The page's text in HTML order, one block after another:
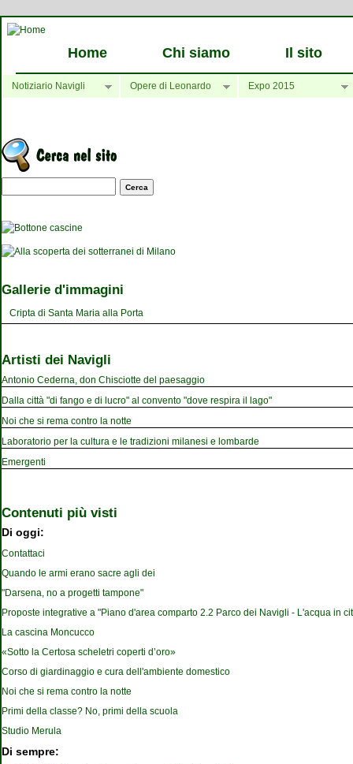
Home Chi siamo Il sito
Notiziario Navigli Opere di Leonardo Expo 2015
Maschera di ricerca
Gallerie d'immagini
Cripta di Santa Maria alla Porta
Artisti dei Navigli
Antonio Cederna, don Chisciotte del paesaggio
Dalla città "di fango e di lucro" al convento "dove respira il lago"
Noi che si rema contro la notte
Laboratorio per la cultura e le tradizioni milanesi e lombarde
Emergenti
Contenuti più visti
Di oggi:
Contattaci
Quando le armi erano sacre agli dei
"Darsena, no a progetti tampone"
Proposte integrative a "Piano d'area comparto 2.2 Parco dei Navigli - L'acqua in
La cascina Moncucco
«Sotto la Certosa scheletri coperti d’oro»
Corso di giardinaggio e cura dell'ambiente domestico
Noi che si rema contro la notte
Primi della classe? No, primi della scuola
Studio Merula
Di sempre: